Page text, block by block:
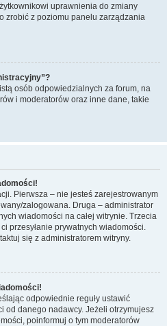
uprawnienia do zmiany
zrobić z poziomu panelu zarządzania
osób odpowiedzialnych za forum, na
i moderatorów oraz inne dane, takie
Pierwsza – nie jesteś zarejestrowanym
zalogowana. Druga – administrator
wiadomości na całej witrynie. Trzecia
przesyłanie prywatnych wiadomości.
się z administratorem witryny.
odpowiednie reguły ustawić
od danego nadawcy. Jeżeli otrzymujesz
poinformuj o tym moderatorów